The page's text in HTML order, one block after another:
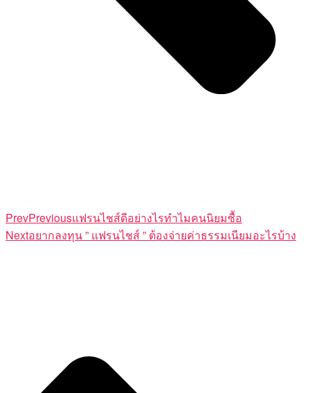
PrevPreviousแฟรนไชส์ดีอย่างไรทำไมคนนิยมซื้อ
Nextอยากลงทุน ” แฟรนไชส์ ” ต้องจ่ายค่าธรรมเนียมอะไรบ้าง